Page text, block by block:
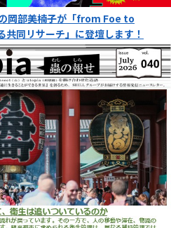
岡部美楠子が「from Foe to
同リサーチ」に登壇します！